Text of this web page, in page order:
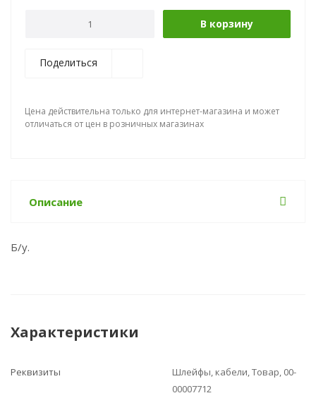
В корзину
Поделиться
Цена действительна только для интернет-магазина и может
отличаться от цен в розничных магазинах
Описание
Б/у.
Характеристики
Реквизиты
Шлейфы, кабели, Товар, 00-
00007712